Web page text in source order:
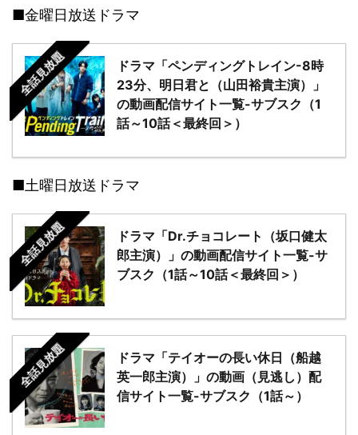
■金曜日放送ドラマ
全話見放題
ドラマ「ペンディングトレイン-8時
23分、明日君と（山田裕貴主演）」
の動画配信サイト一覧-サブスク（1
話～10話＜最終回＞）
■土曜日放送ドラマ
全話見放題
ドラマ「Dr.チョコレート（坂口健太
郎主演）」の動画配信サイト一覧-サ
ブスク（1話～10話＜最終回＞）
全話見放題
ドラマ「テイオーの長い休日（船越
英一郎主演）」の動画（見逃し）配
信サイト一覧-サブスク（1話～）